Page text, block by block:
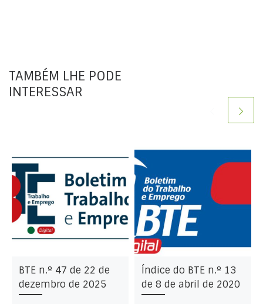
TAMBÉM LHE PODE
INTERESSAR
BTE n.º 47 de 22 de
dezembro de 2025
Índice do BTE n.º 13
de 8 de abril de 2020